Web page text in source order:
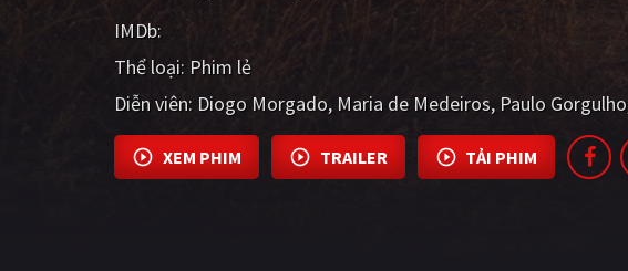
IMDb:
Thể loại: Phim lẻ
Diễn viên: Diogo Morgado Maria de Medeiros Paulo Gorgulho
XEM PHIM TRAILER TẢI PHIM